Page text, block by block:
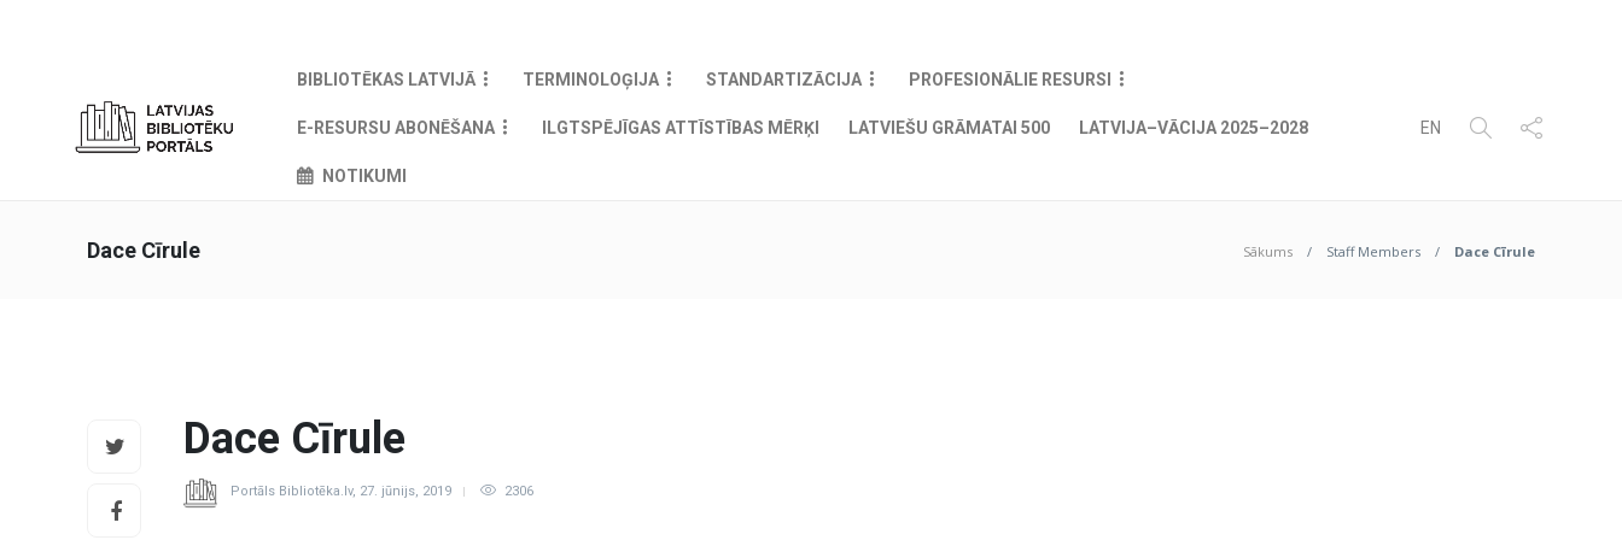
BIBLIOTĒKAS LATVIJĀ TERMINOLOĢIJA STANDARTIZĀCIJA PROFESIONĀLIE RESURSI
E-RESURSU ABONĒŠANA ILGTSPĒJĪGAS ATTĪSTĪBAS MĒRĶI LATVIEŠU GRĀMATAI 500 LATVIJA–VĀCIJA 2025–2028
NOTIKUMI
EN
Dace Cīrule Sākums Staff Members Dace Cīrule
Dace Cīrule
Portāls Bibliotēka.lv, 27. jūnijs, 2019 2306